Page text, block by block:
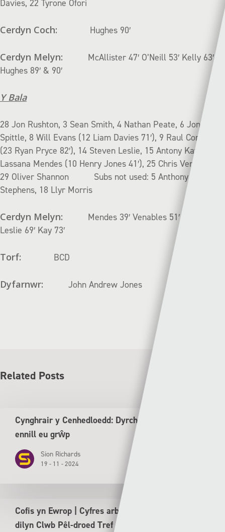
Davies, 22 Tyrone Ofori
Cerdyn Coch: Hughes 90′
Cerdyn Melyn: McAllister 47′ O’Neill 53′ Kelly 63′
Hughes 89′ & 90′
Y Bala
28 Jon Rushton, 3 Sean Smith, 4 Nathan Peate, 6 Jonathan
Spittle, 8 Will Evans (12 Liam Davies 71′), 9 Raul Correia
(23 Ryan Pryce 82′), 14 Steven Leslie, 15 Antony Kay, 20
Lassana Mendes (10 Henry Jones 41′), 25 Chris Venables,
29 Oliver Shannon Subs not used: 5 Anthony
Stephens, 18 Llyr Morris
Cerdyn Melyn: Mendes 39′ Venables 51′ Jones 63′
Leslie 69′ Kay 73′
Torf: BCD
Dyfarnwr: John Andrew Jones
Related Posts
Cynghrair y Cenhedloedd: Dyrchafiad i Gymru ar ôl
ennill eu grŵp
Sion Richards
19 - 11 - 2024
Cofis yn Ewrop | Cyfres arbennig tu ôl y llen yn
dilyn Clwb Pêl-droed Tref Caernarfon